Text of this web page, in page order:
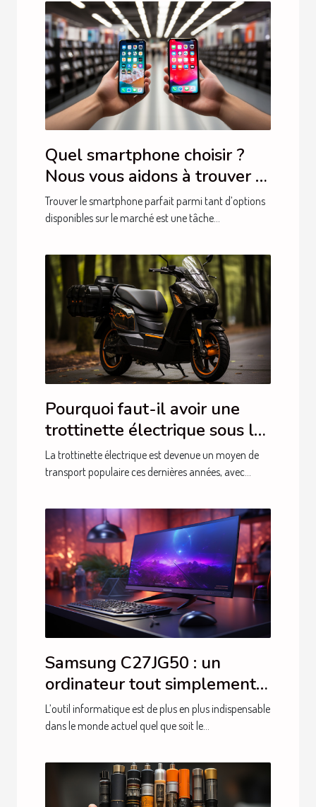
Quel smartphone choisir ?
Nous vous aidons à trouver le
modèle parfait
Trouver le smartphone parfait parmi tant d’options
disponibles sur le marché est une tâche...
Pourquoi faut-il avoir une
trottinette électrique sous la
main ?
La trottinette électrique est devenue un moyen de
transport populaire ces dernières années, avec...
Samsung C27JG50 : un
ordinateur tout simplement
performant
L’outil informatique est de plus en plus indispensable
dans le monde actuel quel que soit le...